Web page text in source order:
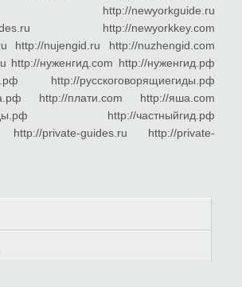
http://newyorkguide.ru
http://newyorkkey.com
http://nujengid.ru http://nuzhengid.com
http://нуженгид.com http://нуженгид.рф
http://русскоговорящиегиды.рф
http://плати.com http://яша.com
http://частныйгид.рф
http://private-guides.ru http://private-